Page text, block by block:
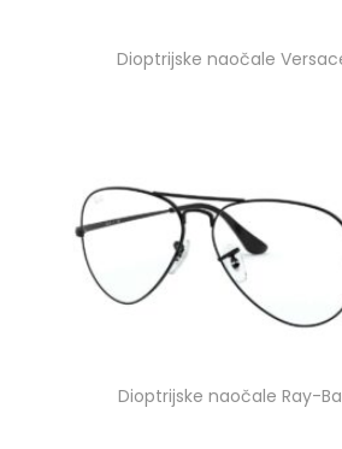
Dioptrijske naočale
Dioptrijske naočale Ray-